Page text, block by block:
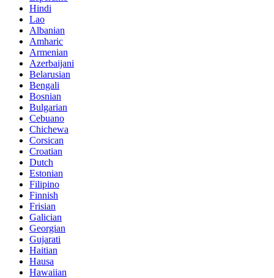
Hindi
Lao
Albanian
Amharic
Armenian
Azerbaijani
Belarusian
Bengali
Bosnian
Bulgarian
Cebuano
Chichewa
Corsican
Croatian
Dutch
Estonian
Filipino
Finnish
Frisian
Galician
Georgian
Gujarati
Haitian
Hausa
Hawaiian